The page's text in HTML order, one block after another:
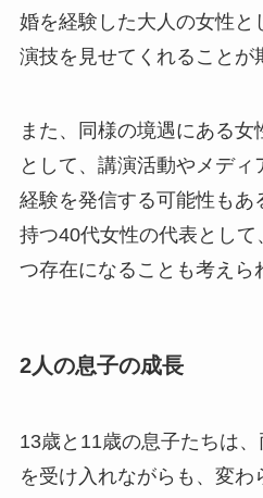
婚を経験した大人の女性と
演技を見せてくれることが
また、同様の境遇にある
として、講演活動やメデ
経験を発信する可能性もあ
持つ40代女性の代表とし
つ存在になることも考えら
2人の息子の成長
13歳と11歳の息子たちは
を受け入れながらも、変